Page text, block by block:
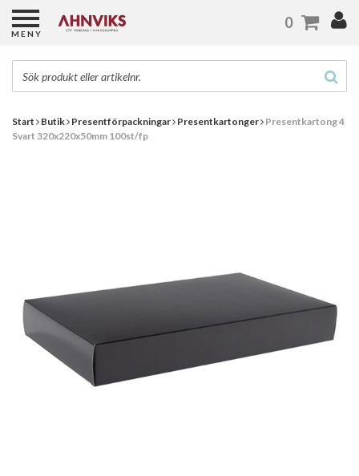
Start Butik Presentförpackningar Presentkartonger Presentkartong 4
Svart 320x220x50mm 100st/fp
MENY
0